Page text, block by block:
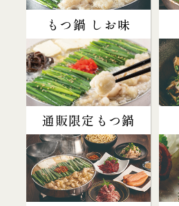
もつ鍋 しお味
通販限定もつ鍋